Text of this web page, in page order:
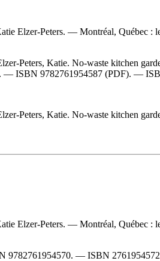
Elzer-Peters. — Montréal, Québec :
Peters, Katie. No-waste kitchen
— ISBN 9782761954587 (PDF). —
Peters, Katie. No-waste kitchen
Elzer-Peters. — Montréal, Québec :
9782761954570. — ISBN 2761954572